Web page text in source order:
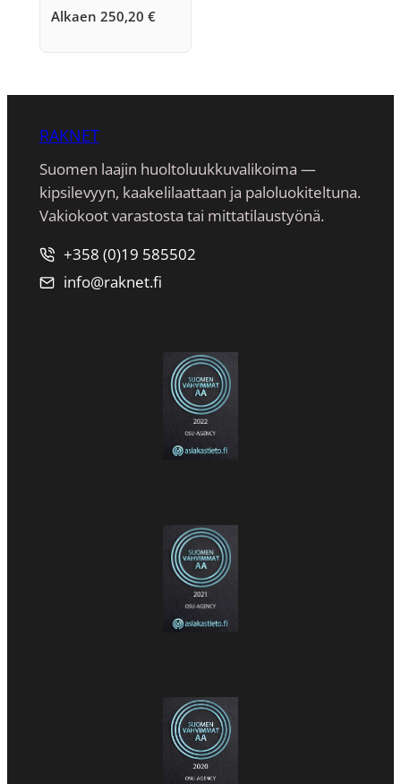
Alkaen 250,20 €
RAKNET
Suomen laajin huoltoluukkuvalikoima —
kipsilevyyn, kaakeli­laattaan ja paloluokiteltuna.
Vakiokoot varastosta tai mittatilaustyönä.
+358 (0)19 585502
info@raknet.fi